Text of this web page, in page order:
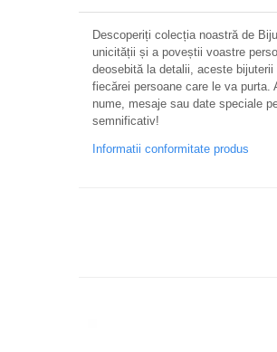
Descoperiți colecția noastră de
unicității și a poveștii voastre
deosebită la detalii, aceste
fiecărei persoane care le va
nume, mesaje sau date speciale
semnificativ!
Informatii conformitate produs